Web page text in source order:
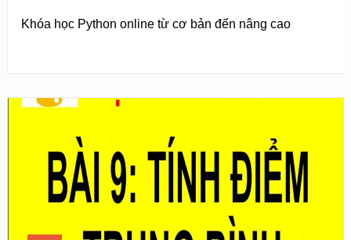
Khóa học Python online từ cơ bản đến nâng cao